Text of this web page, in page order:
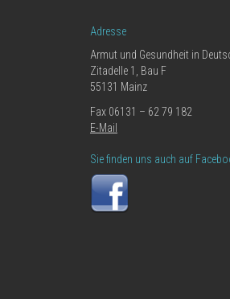
Adresse
Armut und Gesundheit in
Zitadelle 1, Bau F
55131 Mainz
Fax 06131 – 62 79 182
E-Mail
Sie finden uns auch auf